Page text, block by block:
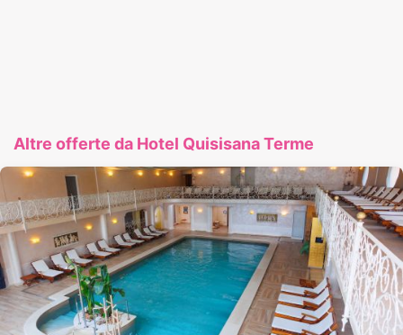
Altre offerte da Hotel Quisisana Terme